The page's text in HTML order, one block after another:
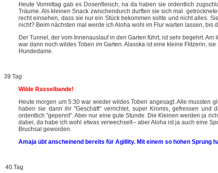
Heute Vormittag gab es Dosenfleisch, na da haben sie ordentlich
Träume. Als kleinen Snack zwischendurch durften sie sich mal
recht einsehen, dass sie nur ein Stück bekommen sollte und nicht alles.
nicht? Beim nächsten mal werde ich Aloha wohl im Flur warten lassen,
Der Tunnel, der vom Innenauslauf in den Garten führt, ist sehr begehrt.
war dann noch wildes Toben im Garten. Alasska ist eine kleine Flitzerin,
Hundedame.
39.Tag
Wilde Rasselbande!
Heute morgen um 5:30 war wieder wildes Toben angesagt. Alle mussten
haben sie dann ihr "Geschäft" verrichtet, super Kromis, gefressen
ordentlich "gepennt". Aber nur eine gute Stunde. Die Kleinen werden ja
dabei, da habe ich wohl etwas verwechselt-- aber Aloha ist ja auch eine
Bruchsal geworden.
Amaja übt anscheinend bereits für Agillity. Mit einem so hohen Sprung
40.Tag